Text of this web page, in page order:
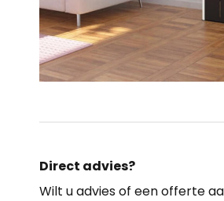
Direct advies?
Wilt u advies of een offerte